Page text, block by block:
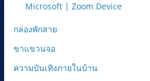
Microsoft | Zoom Device
กล่องพักสาย
ขาแขวนจอ
ความบันเทิงภายในบ้าน